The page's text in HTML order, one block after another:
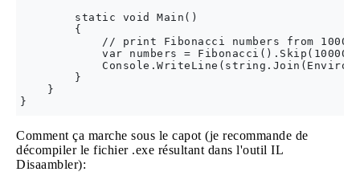
        static void Main()
        {
// print Fibonacci numbers from 10001
var numbers =
        }
    }
Comment ça marche sous le capot (je recommande de
décompiler le fichier .exe résultant dans l'outil IL
Disaambler):